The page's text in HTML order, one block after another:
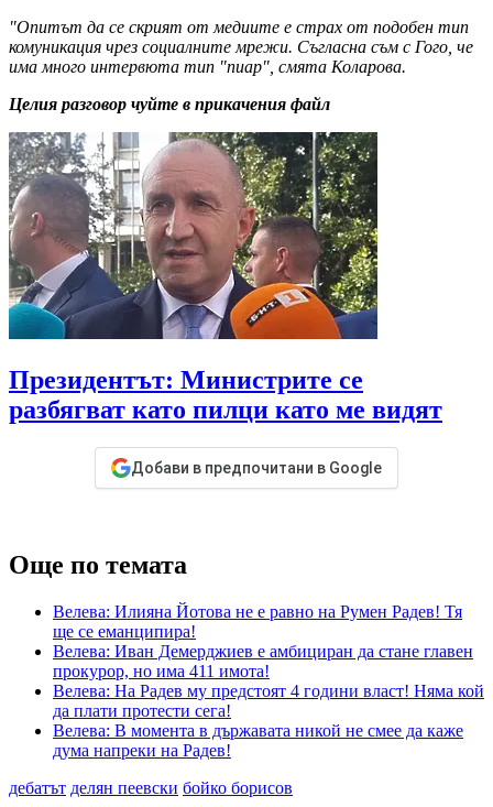
"Опитът да се скрият от медиите е страх от подобен тип
комуникация чрез социалните мрежи. Съгласна съм с Гого, че
има много интервюта тип "пиар", смята Коларова.
Целия разговор чуйте в прикачения файл
Президентът: Министрите се
разбягват като пилци като ме видят
Добави в предпочитани в Google
Още по темата
Велева: Илияна Йотова не е равно на Румен Радев! Тя
ще се еманципира!
Велева: Иван Демерджиев е амбициран да стане главен
прокурор, но има 411 имота!
Велева: На Радев му предстоят 4 години власт! Няма кой
да плати протести сега!
Велева: В момента в държавата никой не смее да каже
дума напреки на Радев!
дебатът делян пеевски бойко борисов